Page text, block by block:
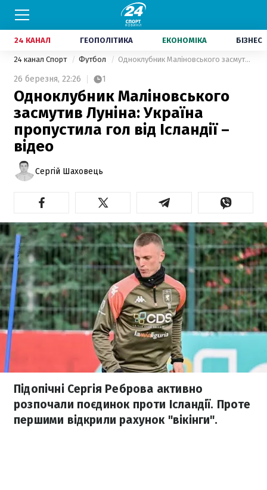
24 КАНАЛ ГЕОПОЛІТИКА ЕКОНОМІКА БІЗНЕС
24 канал Спорт Футбол Одноклубник Маліновського засмутив Луніна: Україна пропустила гол від Ісландії – відео
26 березня, 22:26 1
Одноклубник Маліновського
засмутив Луніна: Україна
пропустила гол від Ісландії –
відео
Сергій Шаховець
Підопічні Сергія Реброва активно
розпочали поєдинок проти Ісландії. Проте
першими відкрили рахунок "вікінги".